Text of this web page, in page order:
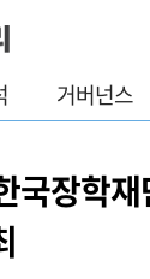
거버넌스
국장학